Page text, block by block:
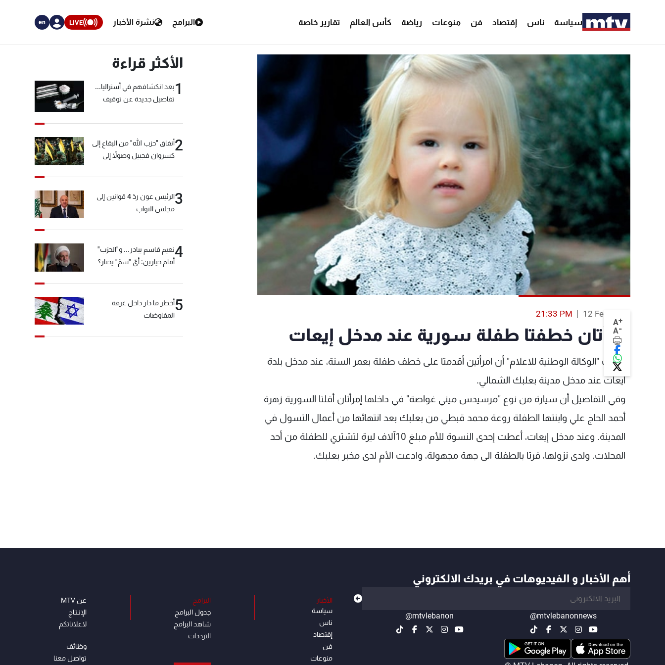
سياسة ناس إقتصاد فن منوعات رياضة كأس العالم تقارير خاصة البرامج نشرة الأخبار LIVE
en
A+
A-
12 Feb 2014
21:33 PM
امرأتان خطفتا طفلة سورية عند مدخل إيعات
أفادت "الوكالة الوطنية للاعلام" أن امرأتين أقدمتا على خطف طفلة بعمر السنة، عند مدخل بلدة
ايعات عند مدخل مدينة بعلبك الشمالي.
وفي التفاصيل أن سيارة من نوع "مرسيدس ميني غواصة" في داخلها إمرأتان أقلتا السورية زهرة
أحمد الحاج علي وابنتها الطفلة روعة محمد قبطي من بعلبك بعد انتهائها من أعمال التسول في
المدينة. وعند مدخل إيعات، أعطت إحدى النسوة للأم مبلغ 10آلاف ليرة لتشتري للطفلة من أحد
المحلات. ولدى نزولها، فرتا بالطفلة الى جهة مجهولة، وادعت الأم لدى مخبر بعلبك.
الأكثر قراءة
1بعد انكشافهم في أستراليا...
تفاصيل جديدة عن توقيف
2أنفاق "حزب الله" من البقاع إلى
كسروان فجبيل وصولاً إلى
3
الرئيس عون ردّ 4 قوانين إلى
مجلس النواب
4نعيم قاسم يبادر... و"الحزب"
أمام خيارين: أيّ "سمّ" يختار؟
5أخطر ما دار داخل غرفة
المفاوضات
أهم الأخبار و الفيديوهات في بريدك الالكتروني
@mtvlebanonnews
@mtvlebanon
الأخبار
سياسة
ناس
إقتصاد
فن
منوعات
البرامج
جدول البرامج
شاهد البرامج
الترددات
عن MTV
الإنـتـاج
لاعلاناتكم
وظائف
تواصل معنا